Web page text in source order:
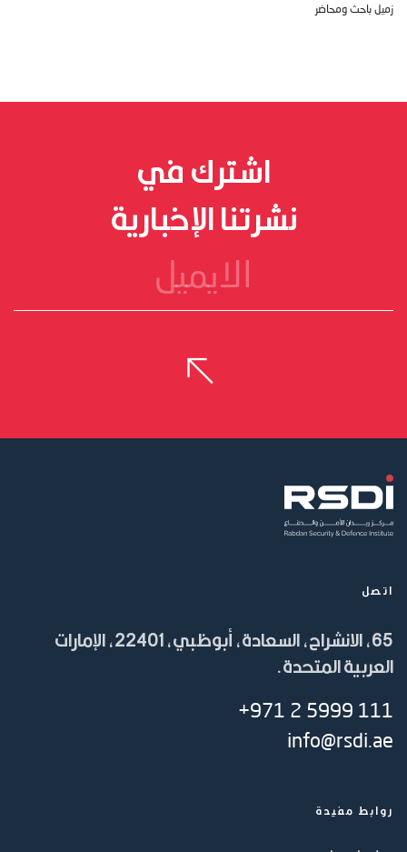
زميل باحث ومحاضر
اشترك في
نشرتنا الإخبارية
اتصل
65، الانشراح، السعادة، أبوظبي، 22401، الإمارات
العربية المتحدة.
+971 2 5999 111
info@rsdi.ae
روابط مفيدة